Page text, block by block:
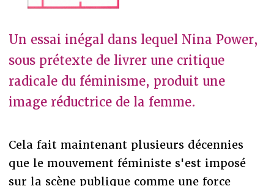
Un essai inégal dans lequel Nina Power,
sous prétexte de livrer une critique
radicale du féminisme, produit une
image réductrice de la femme.
Cela fait maintenant plusieurs décennies
que le mouvement féministe s'est imposé
sur la scène publique comme une force